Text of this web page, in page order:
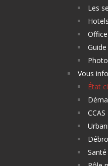
Les
Vous
État
CCAS
Santé